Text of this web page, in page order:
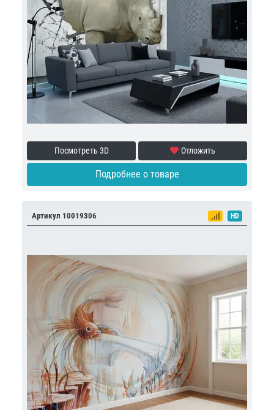
Посмотреть 3D Отложить
Подробнее о товаре
Артикул 10019306 HD